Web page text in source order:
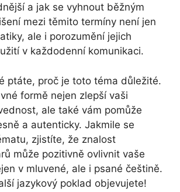
a jak se vyhnout běžným
mezi těmito termíny není jen
ale i porozumění jejich
v každodenní komunikaci.
ptáte, proč je toto téma důležité.
formě nejen zlepší vaši
ale také vám pomůže
a autenticky. Jakmile se
zjistíte, že znalost
může pozitivně ovlivnit vaše
v mluvené, ale i psané češtině.
jazykový poklad objevujete!